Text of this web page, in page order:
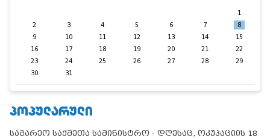
1
2
3 4 5 6 7
8
9
10 11 12 13 14
15
16
17 18 19 20 21
22
23
24 25 26 27 28
29
30
31
ᲞᲝᲞᲣᲚᲐᲠᲣᲚᲘ
საგარეო საქმეთა სამინისტრო - დღესაც, ოკუპაციის 18